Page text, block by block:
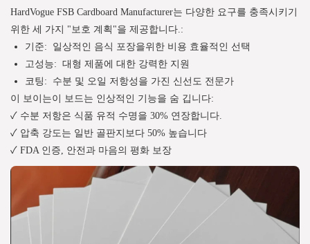
HardVogue FSB Cardboard Manufacturer는 다양한 요구를 충족시키기
위한 세 가지 "보호 계획"을 제공합니다.:
기준:
일상적인 음식 포장을위한 비용 효율적인 선택
고성능: 대형 제품에 대한 강력한 지원
코팅:
수분 및 오일 저항성을 가진 신선도 전문가
이 보이는이 보드는 인상적인 기능을 숨 깁니다:
✓ 수분 저항은 식품 유적 수명을 30% 연장합니다.
✓ 압축 강도는 일반 골판지보다 50% 높습니다
✓ FDA 인증, 안전과 마음의 평화 보장